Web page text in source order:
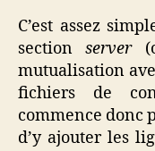
C’est assez
sectionserver
mutualisation
fichiers de
commence donc
d’y ajouter les